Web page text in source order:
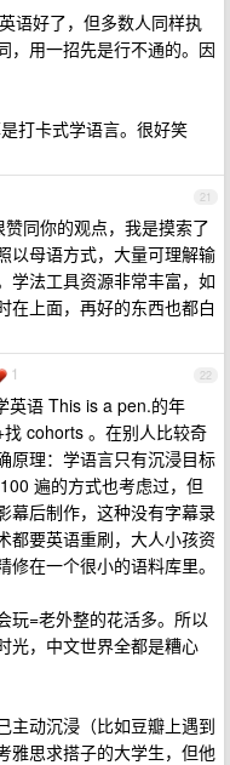
语好了，但多数人同样执
，用一招先是行不通的。因
打卡式学语言。很好笑
21
同你的观点，我是摸索了
以母语方式，大量可理解输
学法工具资源非常丰富，如
在上面，再好的东西也都白
22
1
英语 This is a pen.的年
cohorts 。在别人比较奇
原理：学语言只有沉浸目标
遍的方式也考虑过，但
幕后制作，这种没有字幕录
都要英语重刷，大人小孩资
在一个很小的语料库里。
玩=老外整的花活多。所以
光，中文世界全都是糟心
主动沉浸（比如豆瓣上遇到
雅思求搭子的大学生，但他